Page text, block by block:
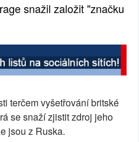
snažil založit "značku
terčem vyšetřování britské
se snaží zjistit zdroj jeho
jsou z Ruska.